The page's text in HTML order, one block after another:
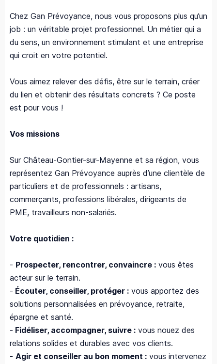
Chez Gan Prévoyance, nous vous proposons plus qu’un
job : un véritable projet professionnel. Un métier qui a
du sens, un environnement stimulant et une entreprise
qui croit en votre potentiel.
Vous aimez relever des défis, être sur le terrain, créer
du lien et obtenir des résultats concrets ? Ce poste
est pour vous !
Vos missions
Sur Château-Gontier-sur-Mayenne et sa région, vous
représentez Gan Prévoyance auprès d’une clientèle de
particuliers et de professionnels : artisans,
commerçants, professions libérales, dirigeants de
PME, travailleurs non-salariés.
Votre quotidien :
- Prospecter, rencontrer, convaincre : vous êtes
acteur sur le terrain.
- Écouter, conseiller, protéger : vous apportez des
solutions personnalisées en prévoyance, retraite,
épargne et santé.
- Fidéliser, accompagner, suivre : vous nouez des
relations solides et durables avec vos clients.
- Agir et conseiller au bon moment : vous intervenez